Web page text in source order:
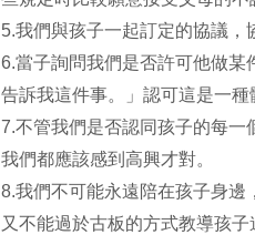
5.我們與孩子一起訂定的協議，
6.當子詢問我們是否許可他做
告訴我這件事。」認可這是一種
7.不管我們是否認同孩子的每一
我們都應該感到高興才對。
8.我們不可能永遠陪在孩子身邊
又不能過於古板的方式教導孩子